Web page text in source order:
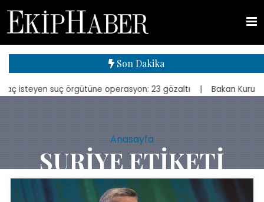
Son Dakika
örgütüne operasyon: 23 gözaltı | Bakan Kurum, yeniden inşa
SURIYE ETIKETI
Anasayfa